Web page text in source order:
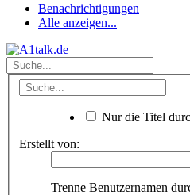
Benachrichtigungen
Alle anzeigen...
Nur die Titel
Erstellt von:
Trenne Benutzernamen